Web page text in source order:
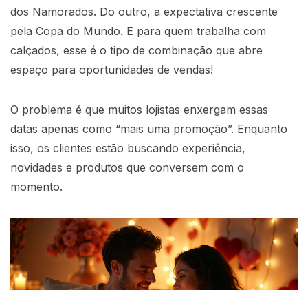
dos Namorados. Do outro, a expectativa crescente
pela Copa do Mundo. E para quem trabalha com
calçados, esse é o tipo de combinação que abre
espaço para oportunidades de vendas!
O problema é que muitos lojistas enxergam essas
datas apenas como “mais uma promoção”. Enquanto
isso, os clientes estão buscando experiência,
novidades e produtos que conversem com o
momento.